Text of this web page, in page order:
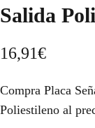
Salida
16,91€
Compra Placa
Poliestileno al